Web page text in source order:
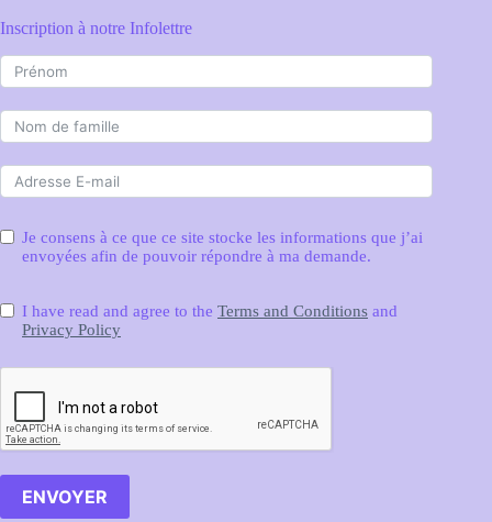
Inscription à notre Infolettre
Je consens à ce que ce site stocke les informations que j’ai
envoyées afin de pouvoir répondre à ma demande.
I have read and agree to the Terms and Conditions and
Privacy Policy
ENVOYER